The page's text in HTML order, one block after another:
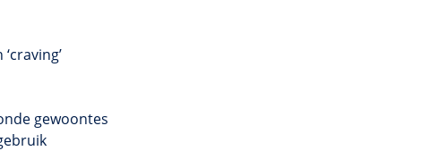
gewoontes